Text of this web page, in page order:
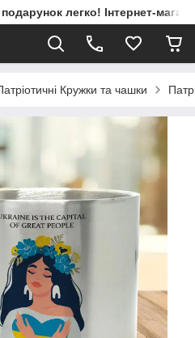
легко! Інтернет-
Кружки та чашки